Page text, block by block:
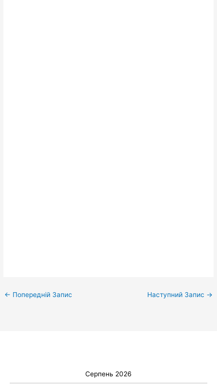
← Попередній Запис Наступний Запис →
Серпень 2026